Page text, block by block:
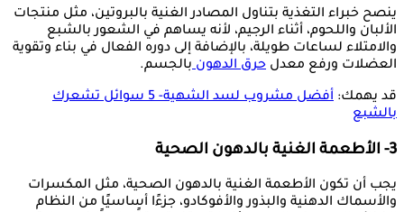
ينصح خبراء التغذية بتناول المصادر الغنية بالبروتين، مثل منتجات
الألبان واللحوم، أثناء الرجيم، لأنه يساهم في الشعور بالشبع
والامتلاء لساعات طويلة، بالإضافة إلى دوره الفعال في بناء وتقوية
العضلات ورفع معدل حرق الدهونبالجسم.
قد يهمك:
أفضل مشروب لسد الشهية- 5 سوائل تشعرك
بالشبع
3- الأطعمة الغنية بالدهون الصحية
يجب أن تكون الأطعمة الغنية بالدهون الصحية، مثل المكسرات
والأسماك الدهنية والبذور والأفوكادو، جزءًا أساسيًا من النظام